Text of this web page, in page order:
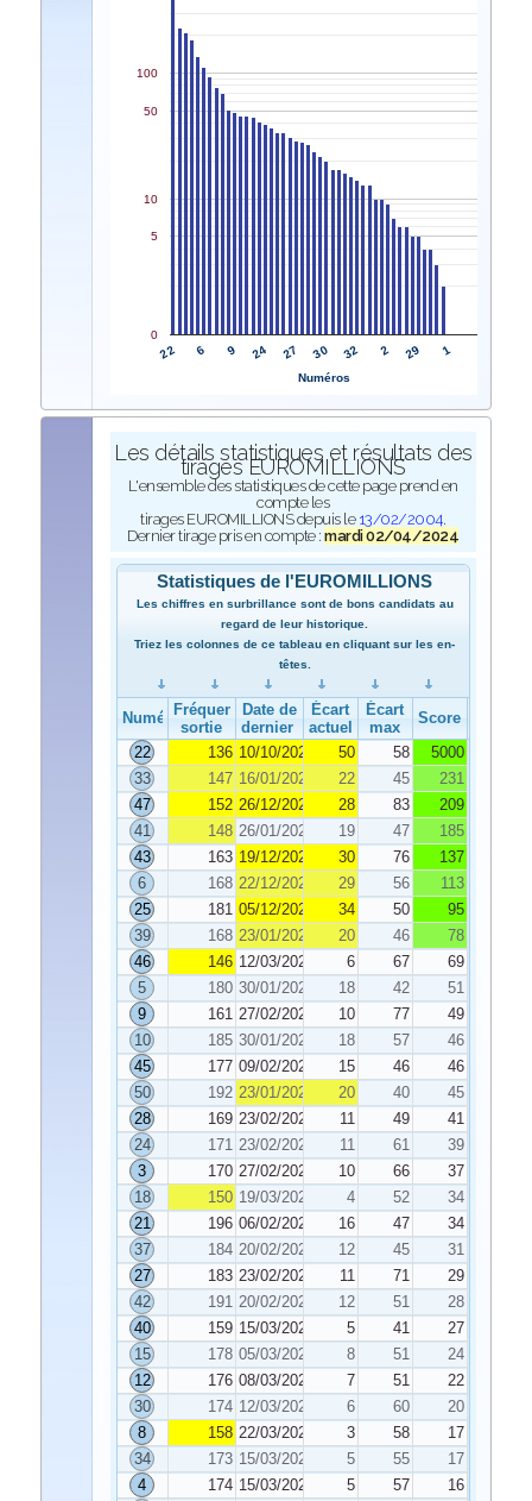
22 6 9 24 27 30 32 2 29 1
0
5
10
50
100
Numéros
Les détails statistiques et résultats des
tirages EUROMILLIONS
L'ensemble des statistiques de cette page prend en
compte les
tirages EUROMILLIONS depuis le 13/02/2004.
Dernier tirage pris en compte :mardi 02/04/2024
Statistiques de l'EUROMILLIONS
Les chiffres en surbrillance sont de bons candidats au
regard de leur historique.
Triez les colonnes de ce tableau en cliquant sur les en-
têtes.
NuméroFréquence de
sortie
Date de
dernier tirage
Écart
actuel
Écart
max
Score
22
136 10/10/2023 50 58
5000
33
147 16/01/2024 22 45
231
47
152 26/12/2023 28 83
209
41
148 26/01/2024 19 47
185
43
163 19/12/2023 30 76
137
6
168 22/12/2023 29 56
113
25
181 05/12/2023 34 50
95
39
168 23/01/2024 20 46
78
46
146 12/03/2024 6 67
69
5
180 30/01/2024 18 42
51
9
161 27/02/2024 10 77
49
10
185 30/01/2024 18 57
46
45
177 09/02/2024 15 46
46
50
192 23/01/2024 20 40
45
28
169 23/02/2024 11 49
41
24
171 23/02/2024 11 61
39
3
170 27/02/2024 10 66
37
18
150 19/03/2024 4 52
34
21
196 06/02/2024 16 47
34
37
184 20/02/2024 12 45
31
27
183 23/02/2024 11 71
29
42
191 20/02/2024 12 51
28
40
159 15/03/2024 5 41
27
15
178 05/03/2024 8 51
24
12
176 08/03/2024 7 51
22
30
174 12/03/2024 6 60
20
8
158 22/03/2024 3 58
17
34
173 15/03/2024 5 55
17
4
174 15/03/2024 5 57
16